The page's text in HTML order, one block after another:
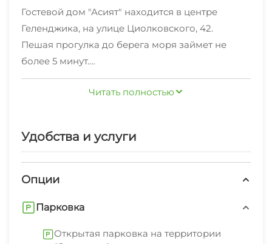
Гостевой дом "Асият" находится в центре
Геленджика, на улице Циолковского, 42.
Пешая прогулка до берега моря займет не
более 5 минут.
В шаговой доступности: магазины, кафе,
аптеки, банки и остановки общественного
места.
оборудована общая кухня, на которой есть вся
В числе удобств: большой зеленый двор,
За дополнительную плату можно организовать
Читать полностью
Удобства и услуги
Опции
Парковка
Открытая парковка на территории